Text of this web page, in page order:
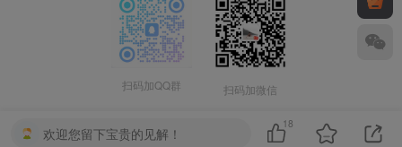
扫码加QQ群 扫码加微信
欢迎您留下宝贵的见解！
18